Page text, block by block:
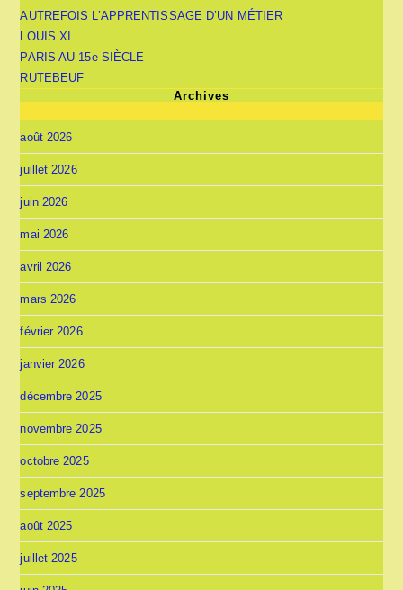
AUTREFOIS L’APPRENTISSAGE D’UN MÉTIER
LOUIS XI
PARIS AU 15e SIÈCLE
RUTEBEUF
Archives
août 2026
juillet 2026
juin 2026
mai 2026
avril 2026
mars 2026
février 2026
janvier 2026
décembre 2025
novembre 2025
octobre 2025
septembre 2025
août 2025
juillet 2025